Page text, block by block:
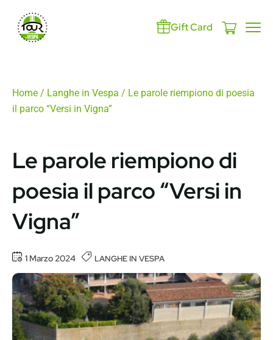
Gift Card
Home / Langhe in Vespa / Le parole riempiono di poesia
il parco “Versi in Vigna”
Le parole riempiono di
poesia il parco “Versi in
Vigna”
1 Marzo 2024 LANGHE IN VESPA